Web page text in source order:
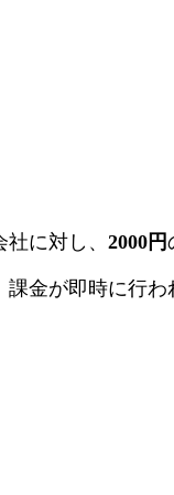
に対し、 2000円
金が即時に行